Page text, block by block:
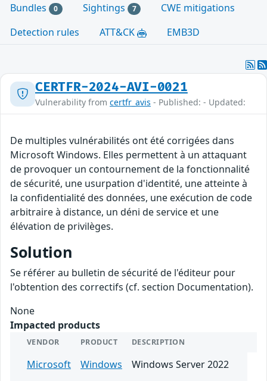
Bundles 0 Sightings 7
CWE mitigations
Detection rules
ATT&CK EMB3D
CERTFR-2024-AVI-0021
Vulnerability from certfr_avis - Published: - Updated:
De multiples vulnérabilités ont été corrigées dans
Microsoft Windows. Elles permettent à un attaquant
de provoquer un contournement de la fonctionnalité
de sécurité, une usurpation d'identité, une atteinte à
la confidentialité des données, une exécution de code
arbitraire à distance, un déni de service et une
élévation de privilèges.
Solution
Se référer au bulletin de sécurité de l'éditeur pour
l'obtention des correctifs (cf. section Documentation).
None
Impacted products
VENDOR PRODUCT DESCRIPTION
Microsoft Windows
Windows Server 2022